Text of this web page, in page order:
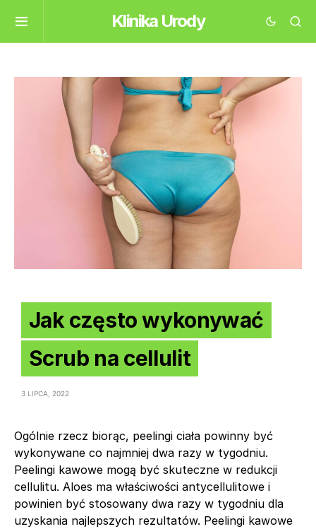
Klinika Urody
Jak często wykonywać
Scrub na cellulit
3 LIPCA, 2022
Ogólnie rzecz biorąc, peelingi ciała powinny być
wykonywane co najmniej dwa razy w tygodniu.
Peelingi kawowe mogą być skuteczne w redukcji
cellulitu. Aloes ma właściwości antycellulitowe i
powinien być stosowany dwa razy w tygodniu dla
uzyskania najlepszych rezultatów. Peelingi kawowe